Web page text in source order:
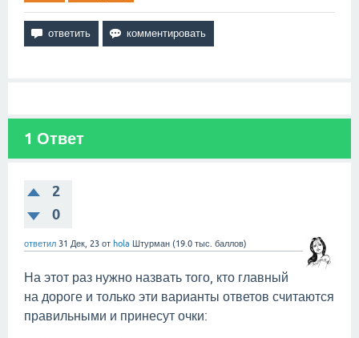
1 Ответ
2
0
ответил 31 Дек, 23 от hola Штурман (19.0 тыс. баллов)
На этот раз нужно назвать того, кто главный
на дороге и только эти варианты ответов считаются
правильными и принесут очки: